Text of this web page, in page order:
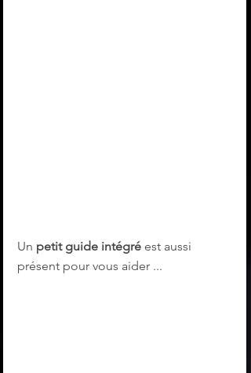
Un petit guide intégré est aussi
présent pour vous aider ...